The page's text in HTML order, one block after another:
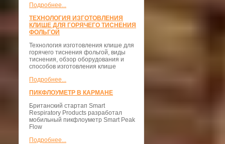
Подробнее...
ТЕХНОЛОГИЯ ИЗГОТОВЛЕНИЯ
КЛИШЕ ДЛЯ ГОРЯЧЕГО ТИСНЕНИЯ
ФОЛЬГОЙ
Технология изготовления клише для
горячего тиснения фольгой, виды
тиснения, обзор оборудования и
способов изготовления клише
Подробнее...
ПИКФЛОУМЕТР В КАРМАНЕ
Британский стартап Smart
Respiratory Products разработал
мобильный пикфлоуметр Smart Peak
Flow
Подробнее...